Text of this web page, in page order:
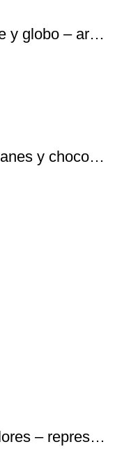
Canasta de 24 rosas peluche y globo – arreglos florales
Florero de vidrio con 10 tulipanes y chocolate Ferrero Rocher
Ramo de 10 tulipanes de colores – representan tus diversas emociones